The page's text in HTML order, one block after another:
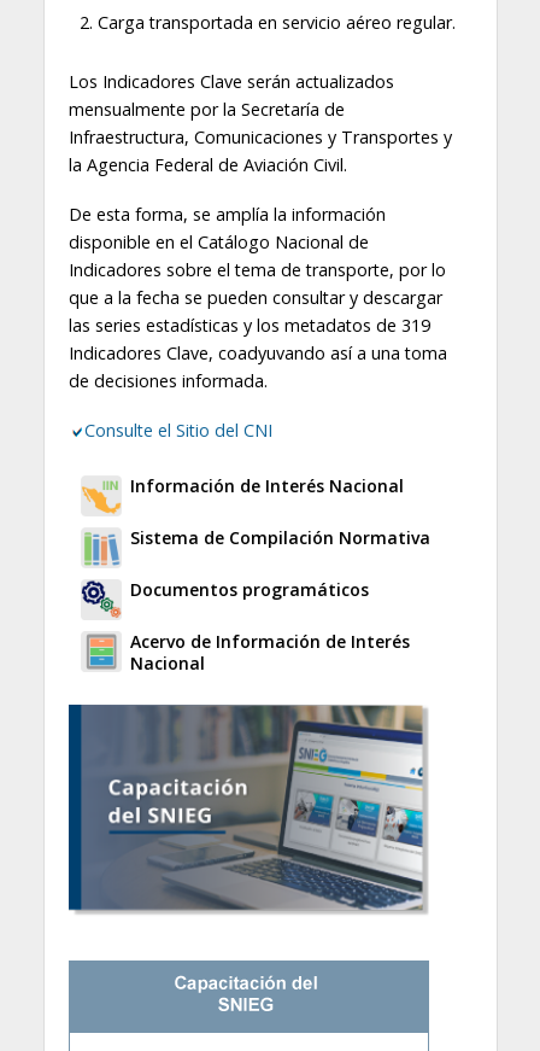
Carga transportada en servicio aéreo regular.
Los Indicadores Clave serán actualizados
mensualmente por la Secretaría de
Infraestructura, Comunicaciones y Transportes y
la Agencia Federal de Aviación Civil.
De esta forma, se amplía la información
disponible en el Catálogo Nacional de
Indicadores sobre el tema de transporte, por lo
que a la fecha se pueden consultar y descargar
las series estadísticas y los metadatos de 319
Indicadores Clave, coadyuvando así a una toma
de decisiones informada.
Consulte el Sitio del CNI
Información de Interés Nacional
Sistema de Compilación Normativa
Documentos programáticos
Acervo de Información de Interés
Nacional